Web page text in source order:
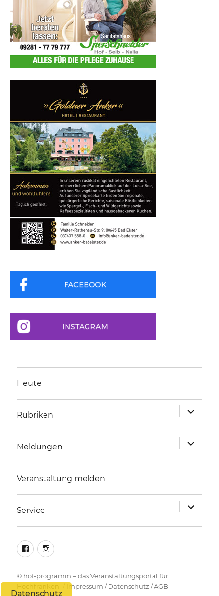
Heute
Rubriken
anzeigen
Meldungen
anzeigen
Veranstaltung melden
Service
anzeigen
facebookinstagram
© hof-programm – das Veranstaltungsportal für
Hochfranken
Impressum /Datenschutz /AGB
Datenschutz